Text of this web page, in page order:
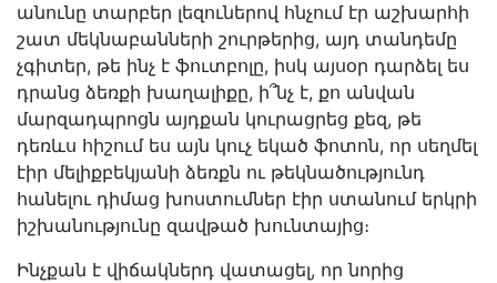
անունը տարբեր լեզուներով հնչում էր աշխարհի
շատ մեկնաբանների շուրթերից, այդ տանդեմը
չգիտեր, թե ինչ է ֆուտբոլը, իսկ այսօր դարձել ես
դրանց ձեռքի խաղալիքը, ի՞նչ է, քո անվան
մարզադպրոցն այդքան կուրացրեց քեզ, թե
դեռևս հիշում ես այն կուչ եկած ֆոտոն, որ սեղմել
էիր մելիքբեկյանի ձեռքն ու թեկնածությունդ
հանելու դիմաց խոստումներ էիր ստանում երկրի
իշխանությունը զավթած խունտայից։
Ինչքան է վիճակներդ վատացել, որ նորից